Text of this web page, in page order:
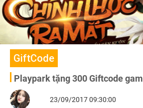
GiftCode
Playpark tặng 300 Giftcode
23/09/2017 09:30:00